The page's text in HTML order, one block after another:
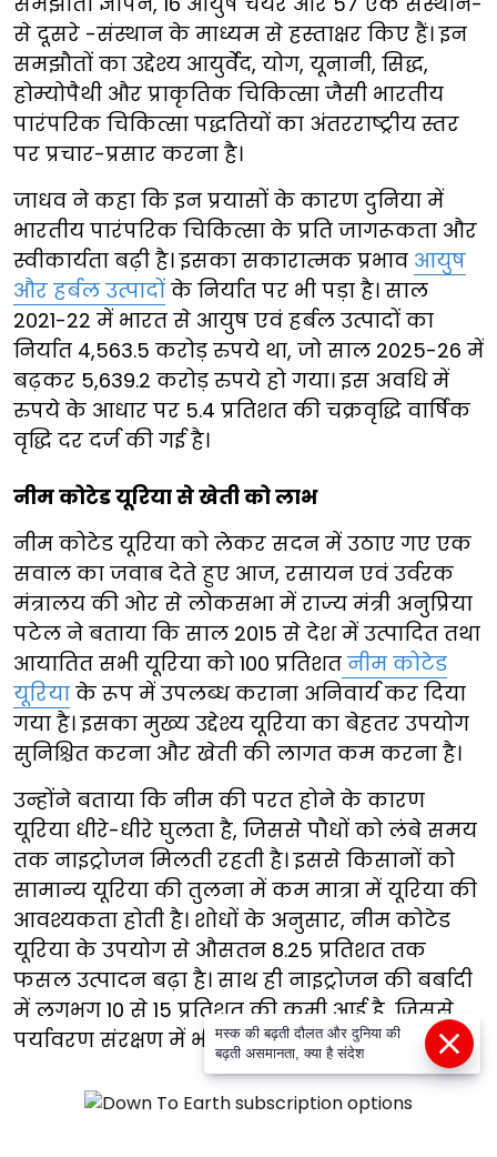
से दूसरे -संस्थान के माध्यम से हस्ताक्षर किए हैं। इन
समझौतों का उद्देश्य आयुर्वेद, योग, यूनानी, सिद्ध,
होम्योपैथी और प्राकृतिक चिकित्सा जैसी भारतीय
पारंपरिक चिकित्सा पद्धतियों का अंतरराष्ट्रीय स्तर
पर प्रचार-प्रसार करना है।
जाधव ने कहा कि इन प्रयासों के कारण दुनिया में
भारतीय पारंपरिक चिकित्सा के प्रति जागरूकता और
स्वीकार्यता बढ़ी है। इसका सकारात्मक प्रभाव आयुष
और हर्बल उत्पादों के निर्यात पर भी पड़ा है। साल
2021-22 में भारत से आयुष एवं हर्बल उत्पादों का
निर्यात 4,563.5 करोड़ रुपये था, जो साल 2025-26 में
बढ़कर 5,639.2 करोड़ रुपये हो गया। इस अवधि में
रुपये के आधार पर 5.4 प्रतिशत की चक्रवृद्धि वार्षिक
वृद्धि दर दर्ज की गई है।
नीम कोटेड यूरिया से खेती को लाभ
नीम कोटेड यूरिया को लेकर सदन में उठाए गए एक
सवाल का जवाब देते हुए आज, रसायन एवं उर्वरक
मंत्रालय की ओर से लोकसभा में राज्य मंत्री अनुप्रिया
पटेल ने बताया कि साल 2015 से देश में उत्पादित तथा
आयातित सभी यूरिया को 100 प्रतिशत नीम कोटेड
यूरिया के रूप में उपलब्ध कराना अनिवार्य कर दिया
गया है। इसका मुख्य उद्देश्य यूरिया का बेहतर उपयोग
सुनिश्चित करना और खेती की लागत कम करना है।
उन्होंने बताया कि नीम की परत होने के कारण
यूरिया धीरे-धीरे घुलता है, जिससे पौधों को लंबे समय
तक नाइट्रोजन मिलती रहती है। इससे किसानों को
सामान्य यूरिया की तुलना में कम मात्रा में यूरिया की
आवश्यकता होती है। शोधों के अनुसार, नीम कोटेड
यूरिया के उपयोग से औसतन 8.25 प्रतिशत तक
फसल उत्पादन बढ़ा है। साथ ही नाइट्रोजन की बर्बादी
में लगभग 10 से 15 प्रतिशत की कमी आई है, जिससे
पर्यावरण संरक्षण में भी सहायता मिलती है।
मस्क की बढ़ती दौलत और दुनिया की
बढ़ती असमानता, क्या है संदेश